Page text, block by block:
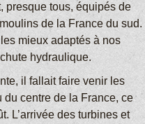
presque tous, équipés de
de la France du sud.
mieux adaptés à nos
hydraulique.
il fallait faire venir les
centre de la France, ce
L’arrivée des turbines et